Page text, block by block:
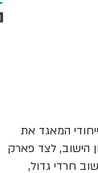
המאגד את
הישוב, לצד פארק
חרדי גדול,